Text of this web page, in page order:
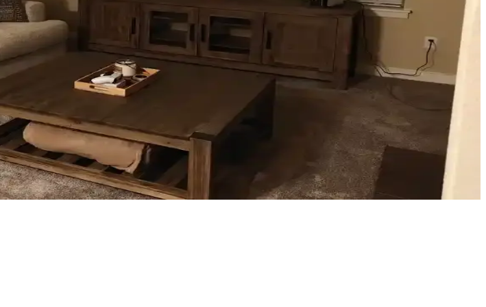
tarzı önemlidir. Roman storlar, bambu jaluziler ve dekoratif filmler estetik ve fonksiyonel
Rehber
açıdan mekanın atmosferini belirler. Doğru renk ve malzeme tercihleri mekana sıcaklık ve uyum katar.
mekanların kişisel ve estetik görünümünü önemli ölçüde değiştirir.
Genişletme
sağlanarak alan görsel olarak genişletilir ve fonksiyonellik artırılır.